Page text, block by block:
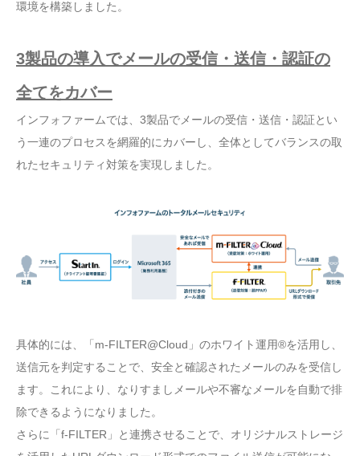
環境を構築しました。
3製品の導入でメールの受信・送信・認証の
全てをカバー
インフォファームでは、3製品でメールの受信・送信・認証とい
う一連のプロセスを網羅的にカバーし、全体としてバランスの取
れたセキュリティ対策を実現しました。
具体的には、「m-FILTER@Cloud」のホワイト運用®を活用し、
送信元を判定することで、安全と確認されたメールのみを受信し
ます。これにより、なりすましメールや不審なメールを自動で排
除できるようになりました。
さらに「f-FILTER」と連携させることで、オリジナルストレージ